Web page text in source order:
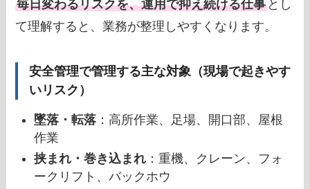
毎日変わるリスクを、運用で抑え続ける仕事 とし
て理解すると、業務が整理しやすくなります。
安全管理で管理する主な対象（現場で起きやす
いリスク）
墜落・転落 ：高所作業、足場、開口部、屋根
作業
挟まれ・巻き込まれ ：重機、クレーン、フォ
ークリフト、バックホウ